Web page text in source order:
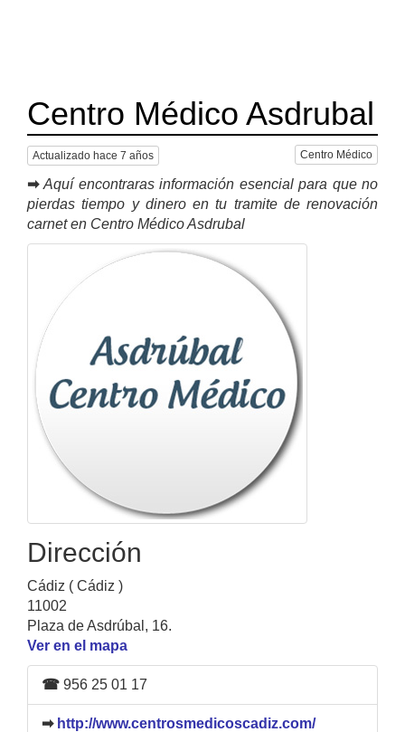
Centro Médico Asdrubal
Actualizado hace 7 años Centro Médico
➡ Aquí encontraras información esencial para que no
pierdas tiempo y dinero en tu tramite de renovación
carnet en Centro Médico Asdrubal
Dirección
Cádiz ( Cádiz )
11002
Plaza de Asdrúbal, 16.
Ver en el mapa
☎ 956 25 01 17
➡ http://www.centrosmedicoscadiz.com/